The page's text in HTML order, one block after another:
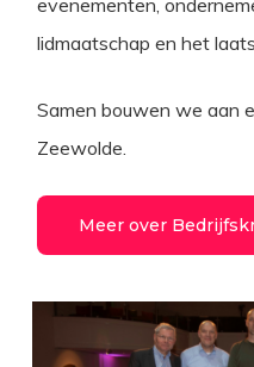
lidmaatschap en het
Samen bouwen we aan
Zeewolde.
Meer over